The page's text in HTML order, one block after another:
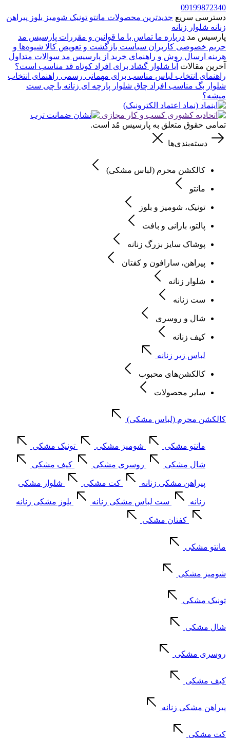
09199872340
دسترسی سریع جدیدترین محصولات مانتو تونیک شومیز بلوز پیراهن
زنانه شلوار زنانه
پارسیس مد درباره ما تماس با ما قوانین و مقررات پارسیس مد
حریم خصوصی کاربران سیاست بازگشت و تعویض کالا شیوه‌ها و
هزینه ارسال روش و راهنمای خرید از پارسیس مد سوالات متداول
آخرین مقالات آیا شلوار گشاد برای افراد کوتاه قد مناسب است؟
راهنمای انتخاب لباس مناسب برای مهمانی رسمی راهنمای انتخاب
شلوار بگ مناسب افراد چاق شلوار پارچه ای زنانه با چی ست
میشه؟
تمامی حقوق متعلق به پارسیس مُد است.
دسته‌بندی‌ها
کالکشن محرم (لباس مشکی)
مانتو
تونیک، شومیز و بلوز
پالتو، بارانی و بافت
پوشاک سایز بزرگ زنانه
پیراهن، سارافون و کفتان
شلوار زنانه
ست زنانه
شال و روسری
کیف زنانه
لباس زیر زنانه
کالکشن‌های محبوب
سایر محصولات
کالکشن محرم (لباس مشکی)
مانتو مشکی شومیز مشکی تونیک مشکی
شال مشکی روسری مشکی کیف مشکی
پیراهن مشکی زنانه کت مشکی شلوار مشکی
زنانه ست لباس مشکی زنانه بلوز مشکی زنانه
کفتان مشکی
مانتو مشکی
شومیز مشکی
تونیک مشکی
شال مشکی
روسری مشکی
کیف مشکی
پیراهن مشکی زنانه
کت مشکی